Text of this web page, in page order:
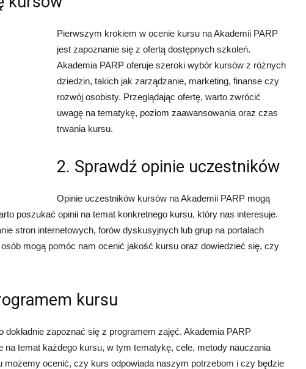
Pierwszym krokiem w ocenie kursu na Akademii PARP
jest zapoznanie się z ofertą dostępnych szkoleń.
Akademia PARP oferuje szeroki wybór kursów z różnych
dziedzin, takich jak zarządzanie, marketing, finanse czy
rozwój osobisty. Przeglądając ofertę, warto zwrócić
uwagę na tematykę, poziom zaawansowania oraz czas
trwania kursu.
2. Sprawdź opinie uczestników
Opinie uczestników kursów na Akademii PARP mogą
poszukać opinii na temat konkretnego kursu, który nas interesuje.
stron internetowych, forów dyskusyjnych lub grup na portalach
mogą pomóc nam ocenić jakość kursu oraz dowiedzieć się, czy
kursu
zapoznać się z programem zajęć. Akademia PARP
na temat każdego kursu, w tym tematykę, cele, metody nauczania
możemy ocenić, czy kurs odpowiada naszym potrzebom i czy będzie